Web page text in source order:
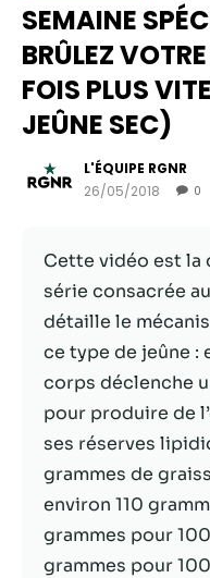
SEMAINE
BRÛLEZ
FOIS PLUS
JEÛNE SEC)
L'ÉQUIPE RGNR
26/05/2018
0
Cette vidéo est la
série consacrée
détaille le
ce type de jeûne :
corps déclenche
pour produire de
ses réserves
grammes de
environ 110
grammes pour
grammes pour